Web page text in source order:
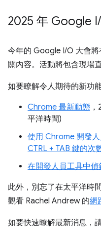
2025 年 Google I/
今年的 Google I/O 大會
關內容。活動將包含現場
如要瞭解令人期待的新功
Chrome 最新動態
平洋時間)
使用 Chrome 開發
CTRL + TAB 鍵的次
在開發人員工具中偵
此外，別忘了在太平洋時
觀看 Rachel Andrew 的網
如要快速瞭解最新消息，